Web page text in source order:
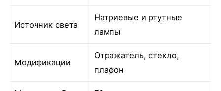
Источник света
Натриевые и ртутные
лампы
Модификации
Отражатель, стекло,
плафон